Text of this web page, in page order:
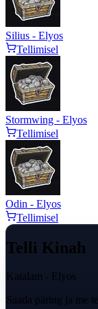
Silius - Elyos
Tellimisel
Stormwing - Elyos
Tellimisel
Odin - Elyos
Tellimisel
Telli Kinah
Katalam - Elyos
Saada päring ja me